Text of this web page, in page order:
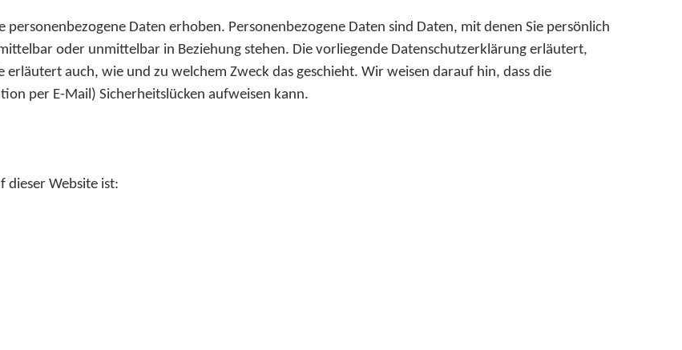
Daten erhoben. Personenbezogene Daten sind Daten, mit denen Sie persönlich
oder unmittelbar in Beziehung stehen. Die vorliegende Datenschutzerklärung erläutert,
auch, wie und zu welchem Zweck das geschieht. Wir weisen darauf hin, dass die
per E-Mail) Sicherheitslücken aufweisen kann.
dieser Website ist: